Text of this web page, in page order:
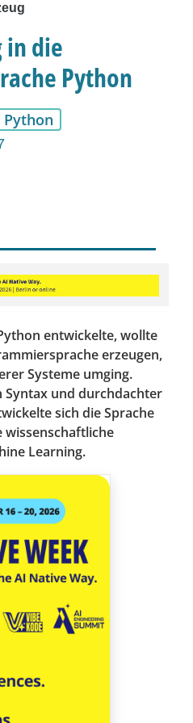
in die
Python
Python
entwickelte, wollte
erzeugen,
Systeme umging.
und durchdachter
sich die Sprache
wissenschaftliche
Learning.